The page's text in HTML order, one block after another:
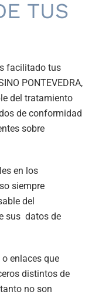
TUS
facilitado tus
PONTEVEDRA,
del tratamiento
de conformidad
sobre
en los
siempre
del
sus datos de
enlaces que
distintos de
no son